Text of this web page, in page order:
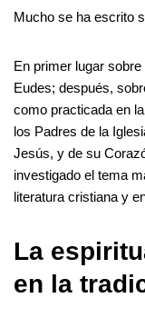
Mucho se ha escrito
En primer lugar
Eudes; después,
como practicada en
los Padres de la
Jesús, y de su
investigado el tema
literatura cristiana y
La
en la